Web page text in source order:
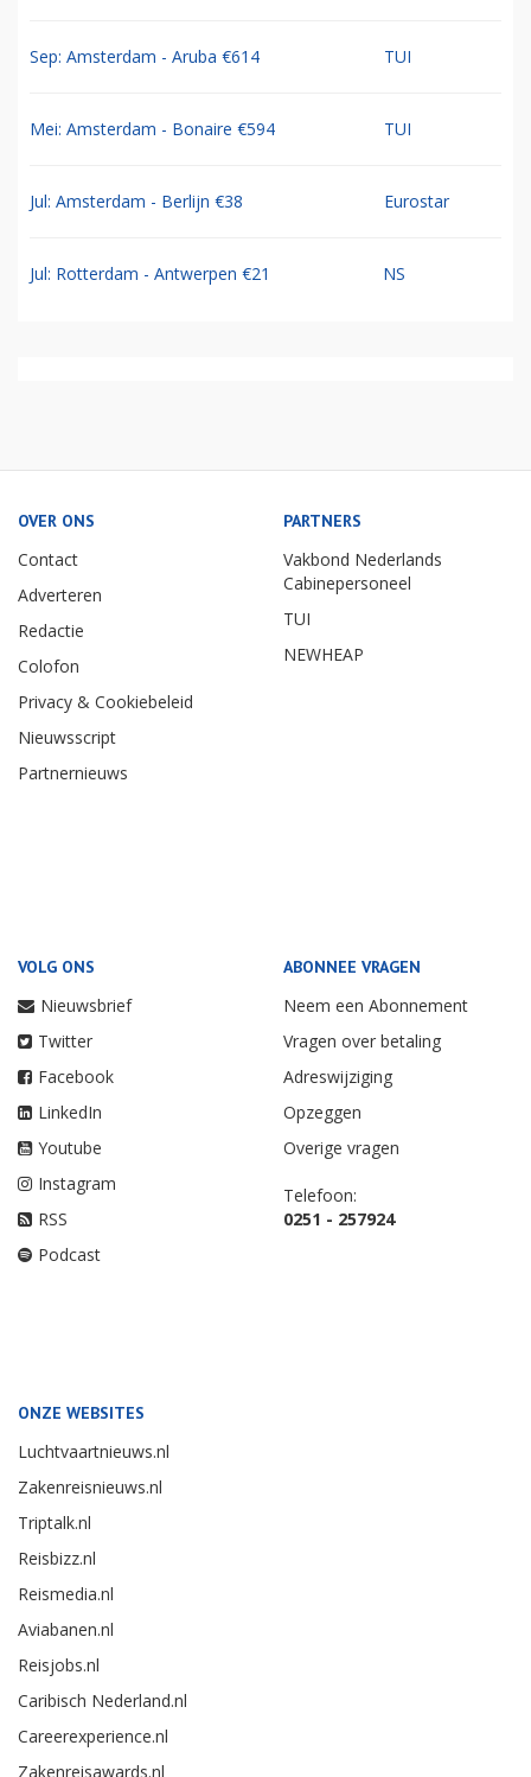
Sep: Amsterdam - Aruba €614 TUI
Mei: Amsterdam - Bonaire €594 TUI
Jul: Amsterdam - Berlijn €38 Eurostar
Jul: Rotterdam - Antwerpen €21 NS
OVER ONS
Contact
Adverteren
Redactie
Colofon
Privacy & Cookiebeleid
Nieuwsscript
Partnernieuws
PARTNERS
Vakbond Nederlands
Cabinepersoneel
TUI
NEWHEAP
VOLG ONS
Nieuwsbrief
Twitter
Facebook
LinkedIn
Youtube
Instagram
RSS
Podcast
ABONNEE VRAGEN
Neem een Abonnement
Vragen over betaling
Adreswijziging
Opzeggen
Overige vragen
Telefoon:
0251 - 257924
ONZE WEBSITES
Luchtvaartnieuws.nl
Zakenreisnieuws.nl
Triptalk.nl
Reisbizz.nl
Reismedia.nl
Aviabanen.nl
Reisjobs.nl
Caribisch Nederland.nl
Careerexperience.nl
Zakenreisawards.nl